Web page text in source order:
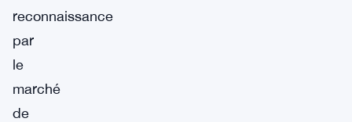
reconnaissance
par
le
marché
de